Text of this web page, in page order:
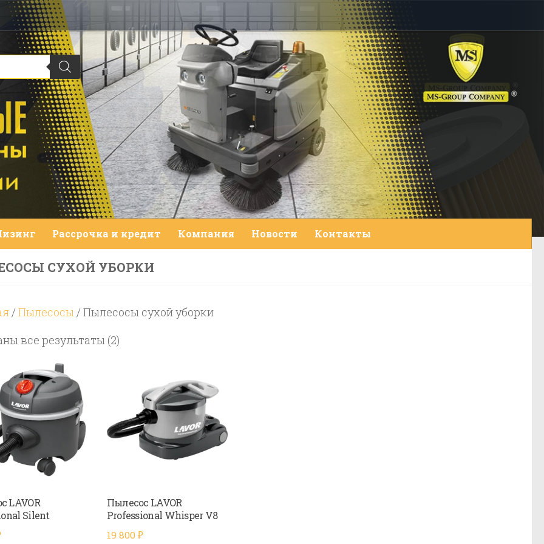
Рассрочка и кредит Компания Новости Контакты
СУХОЙ УБОРКИ
/ Пылесосы / Пылесосы сухой уборки
все результаты (2)
LAVOR
Silent
Пылесос LAVOR
Professional Whisper V8
19 800 ₽